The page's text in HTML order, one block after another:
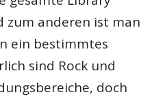
zum anderen ist man
ein bestimmtes
sind Rock und
doch